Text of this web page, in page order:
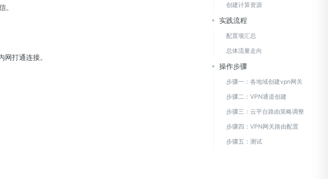
。
网打通连接。
创建计算资源
实践流程
配置项汇总
总体流量走向
操作步骤
步骤一：各地域创建vpn网关
步骤二：VPN通道创建
步骤三：云平台路由策略调整
步骤四：VPN网关路由配置
步骤五：测试